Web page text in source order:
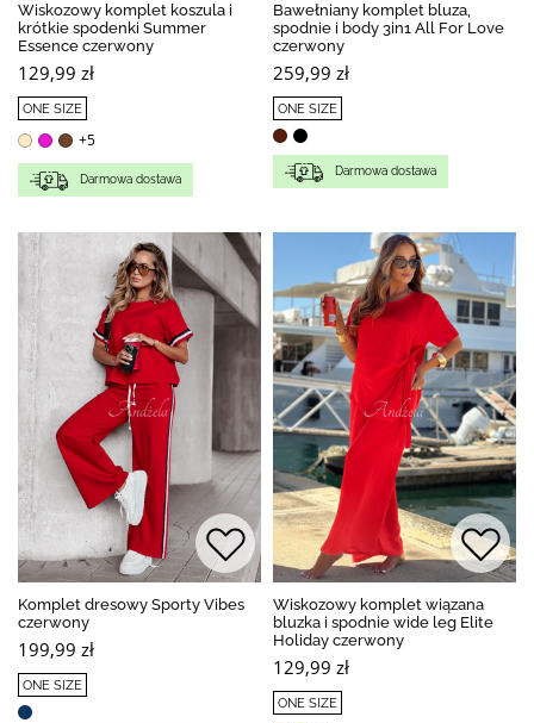
Wiskozowy komplet koszula i
krótkie spodenki Summer
Essence czerwony
129,99 zł
ONE SIZE
+5
Darmowa dostawa
Bawełniany komplet bluza,
spodnie i body 3in1 All For Love
czerwony
259,99 zł
ONE SIZE
Darmowa dostawa
Komplet dresowy Sporty Vibes
czerwony
199,99 zł
ONE SIZE
Wiskozowy komplet wiązana
bluzka i spodnie wide leg Elite
Holiday czerwony
129,99 zł
ONE SIZE